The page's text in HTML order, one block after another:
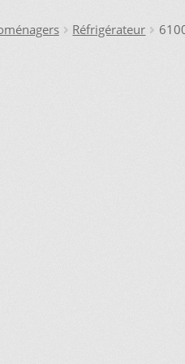
ENQUIRY CART
Réfrigérateur